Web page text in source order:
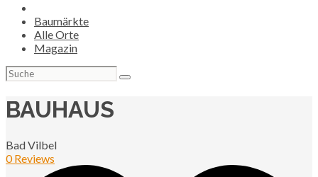
Baumärkte
Alle Orte
Magazin
Suchen
nach:
BAUHAUS
Bad Vilbel
0 Reviews